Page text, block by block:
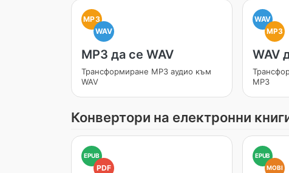
MP3
WAV
MP3 да се WAV
Трансформиране MP3 аудио към
WAV
WAV
MP3
WAV
MP3
Конвертори на електронни
EPUB
PDF
EPUB
MOBI